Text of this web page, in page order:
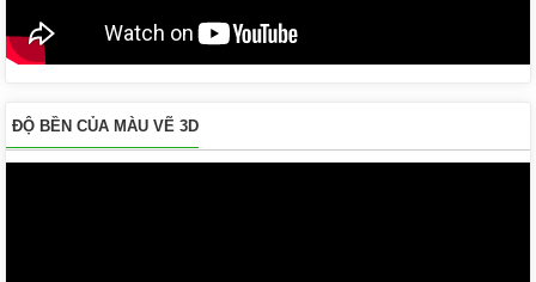
ĐỘ BỀN CỦA MÀU VẼ 3D